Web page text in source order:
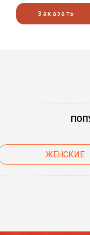
Заказать
ЖЕНСКИЕ